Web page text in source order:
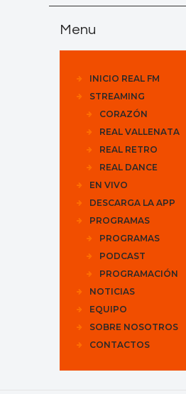
Menu
INICIO REAL FM
STREAMING
CORAZÓN
REAL VALLENATA
REAL RETRO
REAL DANCE
EN VIVO
DESCARGA LA APP
PROGRAMAS
PROGRAMAS
PODCAST
PROGRAMACIÓN
NOTICIAS
EQUIPO
SOBRE NOSOTROS
CONTACTOS